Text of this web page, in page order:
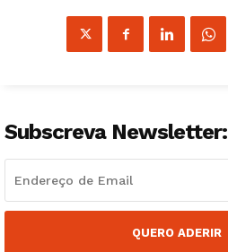
Subscreva Newsletter:
QUERO ADERIR